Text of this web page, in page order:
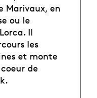
Marivaux, en
ou le
Il
les
et monte
de